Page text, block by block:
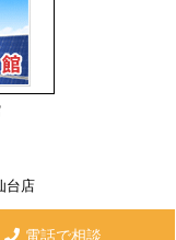
電話で相談
台店